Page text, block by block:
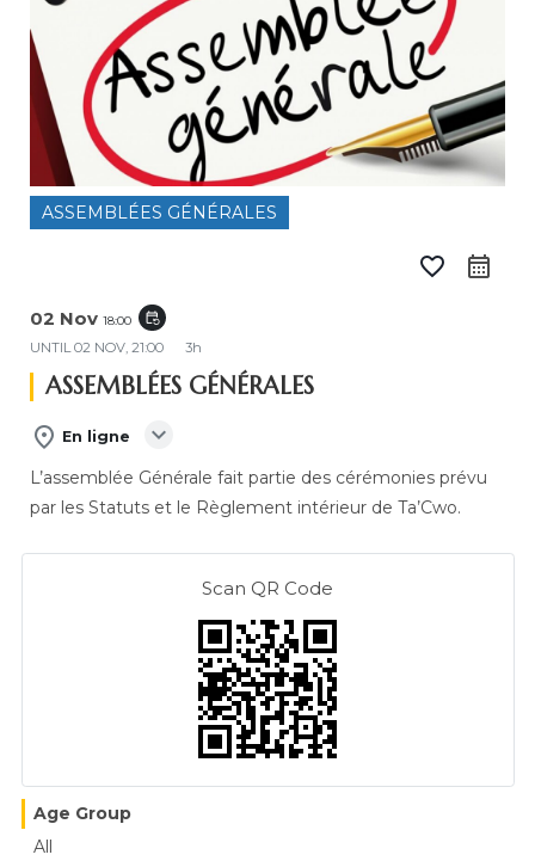
ASSEMBLÉES GÉNÉRALES
favorite_border calendar_month
02 Nov 18:00 event_repeat
UNTIL02 NOV, 21:00 3h
ASSEMBLÉES GÉNÉRALES
place En ligne expand_more
L’assemblée Générale fait partie des cérémonies prévu
par les Statuts et le Règlement intérieur de Ta’Cwo.
Scan QR Code
Age Group
All